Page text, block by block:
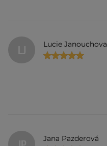
LJ Lucie Janouchova
Jana Pazderová